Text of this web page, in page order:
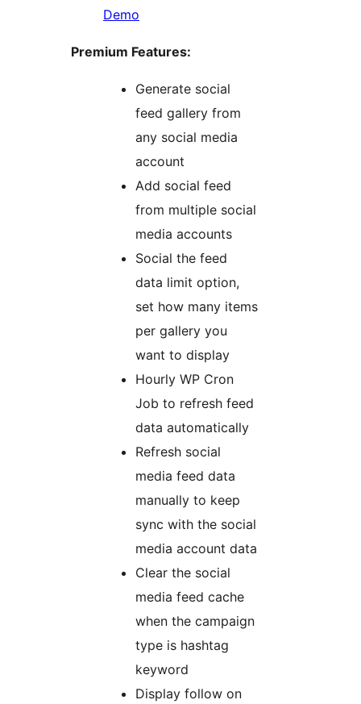
Demo
Premium Features:
Generate social
feed gallery from
any social media
account
Add social feed
from multiple social
media accounts
Social the feed
data limit option,
set how many items
per gallery you
want to display
Hourly WP Cron
Job to refresh feed
data automatically
Refresh social
media feed data
manually to keep
sync with the social
media account data
Clear the social
media feed cache
when the campaign
type is hashtag
keyword
Display follow on